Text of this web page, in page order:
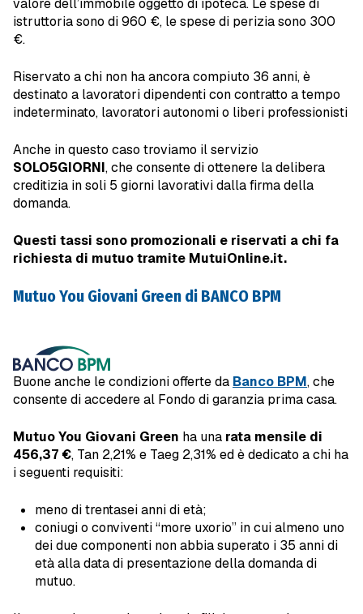
istruttoria sono di 960 €, le spese di perizia sono 300
€.
Riservato a chi non ha ancora compiuto 36 anni, è
destinato a lavoratori dipendenti con contratto a tempo
indeterminato, lavoratori autonomi o liberi professionisti
Anche in questo caso troviamo il servizio
SOLO5GIORNI, che consente di ottenere la delibera
creditizia in soli 5 giorni lavorativi dalla firma della
domanda.
Questi tassi sono promozionali e riservati a chi fa
richiesta di mutuo tramite MutuiOnline.it.
Mutuo You Giovani Green di BANCO BPM
Buone anche le condizioni offerte da Banco BPM, che
consente di accedere al Fondo di garanzia prima casa.
Mutuo You Giovani Green ha una rata mensile di
456,37 €, Tan 2,21% e Taeg 2,31% ed è dedicato a chi ha
i seguenti requisiti:
meno di trentasei anni di età;
coniugi o conviventi “more uxorio” in cui almeno uno
dei due componenti non abbia superato i 35 anni di
età alla data di presentazione della domanda di
mutuo.